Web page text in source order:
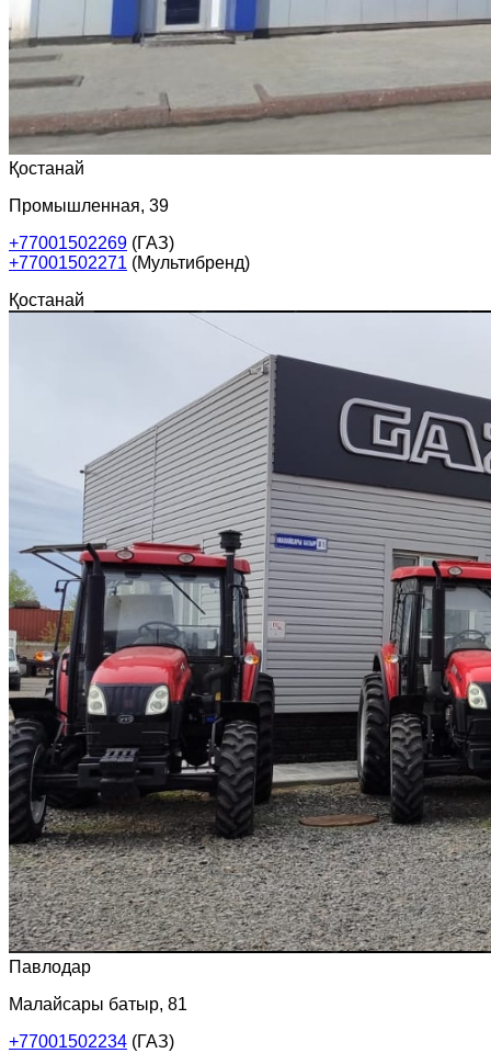
Қостанай
Промышленная, 39
+77001502269 (ГАЗ)
+77001502271 (Мультибренд)
Қостанай
Павлодар
Малайсары батыр, 81
+77001502234 (ГАЗ)